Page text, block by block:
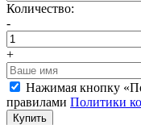
Количество:
-
+
Нажимая кнопку
правилами Политики
Купить